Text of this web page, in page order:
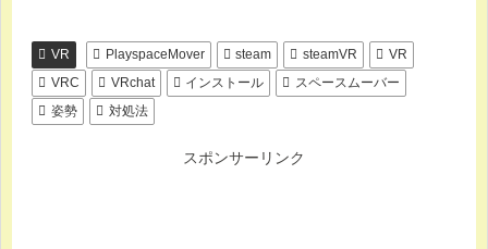
VR PlayspaceMover steam steamVR
VR
VRC
VRchat インストール
スペースムーバー
姿勢
対処法
スポンサーリンク